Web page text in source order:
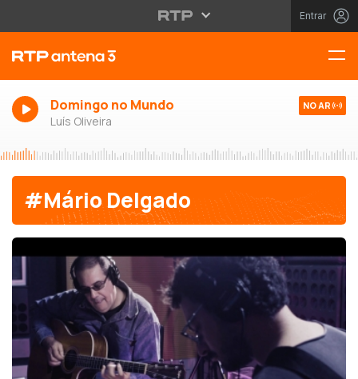
Entrar
Domingo no Mundo
Luís Oliveira
NO AR
#Mário Delgado